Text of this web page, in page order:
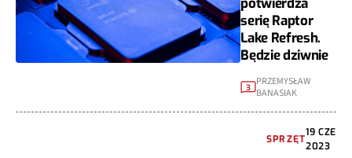
serię Raptor
Lake Refresh.
Będzie dziwnie
3
PRZEMYSŁAW
BANASIAK
SPRZĘT
19 CZE
2023